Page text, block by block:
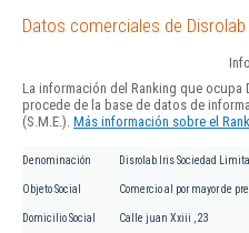
Datos comerciales de
La información del Ranking que
procede de la base de datos de
(S.M.E.). Más información sobre el
Denominación Disrolab Iris Sociedad
Objeto Social Comercio al por mayor de
Domicilio Social Calle juan Xxiii , 23